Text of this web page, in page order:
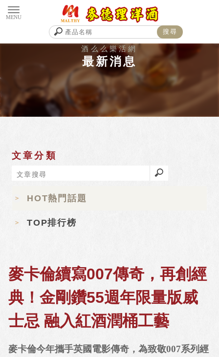
最新消息
文章分類
HOT熱門話題
TOP排行榜
麥卡倫續寫007傳奇，再創經
典！金剛鑽55週年限量版威
士忌 融入紅酒潤桶工藝
麥卡倫今年攜手英國電影傳奇，為致敬007系列經